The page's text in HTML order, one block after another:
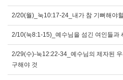
2/20(월)_눅10:17-24_내가 참 기뻐해야
2/10(눅8:1-15)_예수님을 섬긴 여인들과
2/29(수)-눅12:22-34_예수님의 제자된
구해야 것